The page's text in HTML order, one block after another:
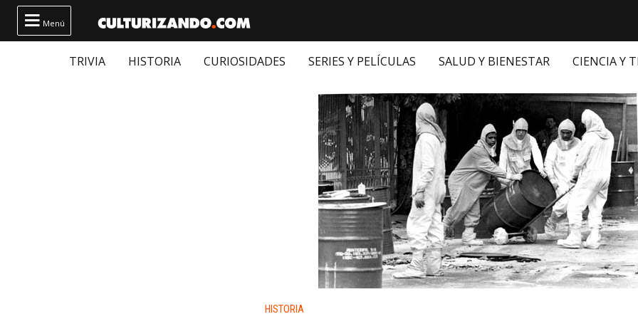
 Menú
TRIVIA HISTORIA CURIOSIDADES SERIES Y PELÍCULAS SALUD Y BIENESTAR CIENCIA Y
Publicado en:
HISTORIA